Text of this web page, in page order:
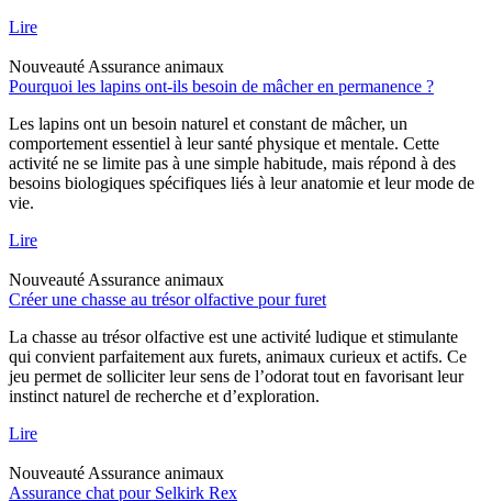
Lire
Nouveauté Assurance animaux
Pourquoi les lapins ont-ils besoin de mâcher en permanence ?
Les lapins ont un besoin naturel et constant de mâcher, un
comportement essentiel à leur santé physique et mentale. Cette
activité ne se limite pas à une simple habitude, mais répond à des
besoins biologiques spécifiques liés à leur anatomie et leur mode de
vie.
Lire
Nouveauté Assurance animaux
Créer une chasse au trésor olfactive pour furet
La chasse au trésor olfactive est une activité ludique et stimulante
qui convient parfaitement aux furets, animaux curieux et actifs. Ce
jeu permet de solliciter leur sens de l’odorat tout en favorisant leur
instinct naturel de recherche et d’exploration.
Lire
Nouveauté Assurance animaux
Assurance chat pour Selkirk Rex